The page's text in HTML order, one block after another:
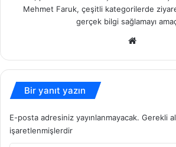
Mehmet Faruk, çeşitli kategorilerde
gerçek bilgi sağlamayı
Bir yanıt yazın
E-posta adresiniz yayınlanmayacak. Gerekli
işaretlenmişlerdir